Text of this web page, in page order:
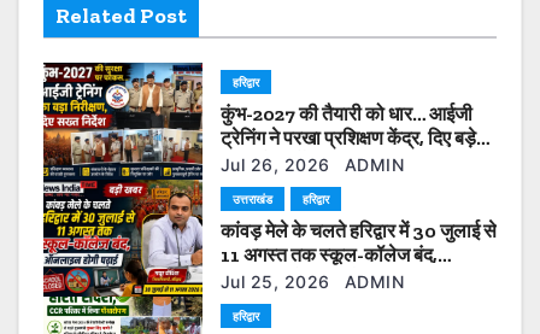
g
a
t
i
o
n
Related Post
हरिद्वार
कुंभ-2027 की तैयारी को धार… आईजी
ट्रेनिंग ने परखा प्रशिक्षण केंद्र, दिए बड़े
सुधार के निर्देश”
Jul 26, 2026 ADMIN
उत्तराखंड हरिद्वार
कांवड़ मेले के चलते हरिद्वार में 30 जुलाई से
11 अगस्त तक स्कूल-कॉलेज बंद,
ऑनलाइन होगी पढ़ाई
Jul 25, 2026 ADMIN
हरिद्वार